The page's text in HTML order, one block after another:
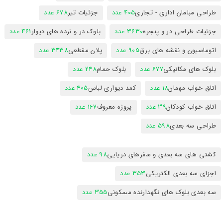
طراحی مبلمان اداری - تجاری405 عدد جزئیات تیر678 عدد
جزئیات طراحی در و پنجره3630 عدد بلوک در و نرده های دیوار461 عدد
اتوماسیون و نقشه های برق905 عدد پلان مقطعی3438 عدد
بلوک های مکانیکی677 عدد بلوک حمام248 عدد
اتاق خواب مهمان18 عدد کمد دیواری لباس405 عدد
اتاق خواب کودکان39 عدد پروژه معروف167 عدد
طراحی سه بعدی598 عدد
کشتی های سه بعدی و سفرهای دریایی98 عدد
اجزای سه بعدی الکتریکی353 عدد
سه بعدی بلوک های نگهدارنده مسکونی355 عدد